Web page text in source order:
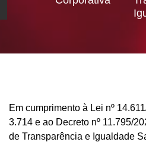
Em cumprimento à Lei nº
3.714 e ao Decreto nº 11.795/
de Transparência e Igualdade